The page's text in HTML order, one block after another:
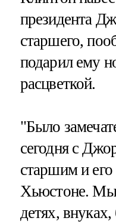
президента
старшего,
подарил ему
расцветкой.
"Было
сегодня с
старшим и его
Хьюстоне. Мы
детях,